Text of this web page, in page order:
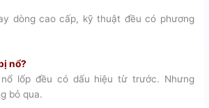
dòng cao cấp, kỹ thuật đều có phương
nổ?
lốp đều có dấu hiệu từ trước. Nhưng
bỏ qua.